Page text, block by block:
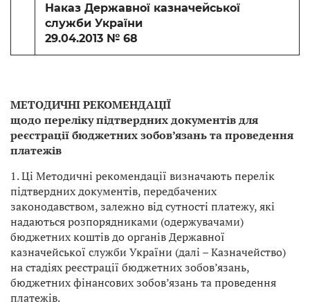
Наказ Державної казначейської
служби України
29.04.2013 № 68
МЕТОДИЧНІ РЕКОМЕНДАЦІЇ
щодо переліку підтвердних документів для
реєстрації бюджетних зобов’язань та проведення
платежів
1. Ці Методичні рекомендації визначають перелік
підтвердних документів, передбачених
законодавством, залежно від сутності платежу, які
надаються розпорядниками (одержувачами)
бюджетних коштів до органів Державної
казначейської служби України (далі – Казначейство)
на стадіях реєстрації бюджетних зобов’язань,
бюджетних фінансових зобов’язань та проведення
платежів.